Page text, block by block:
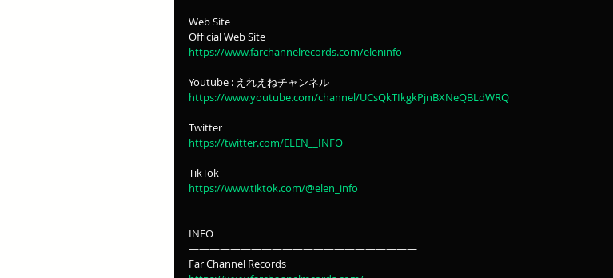
Web Site
Official Web Site
https://www.farchannelrecords.com/eleninfo
Youtube : えれえねチャンネル
https://www.youtube.com/channel/UCsQkTIkgkPjnBXNeQBLdWRQ
Twitter
https://twitter.com/ELEN__INFO
TikTok
https://www.tiktok.com/@elen_info
INFO
——————————————————————
Far Channel Records